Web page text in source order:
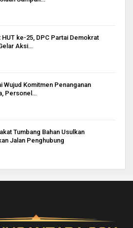
HUT ke-25, DPC Partai Demokrat
Aksi…
Wujud Komitmen Penanganan
Personel…
Tumbang Bahan Usulkan
Jalan Penghubung